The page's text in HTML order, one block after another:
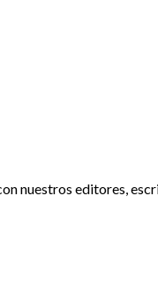
nuestros editores,